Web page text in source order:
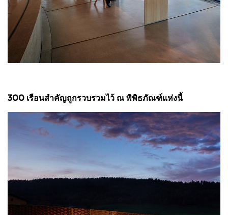
300 เรือนสำคัญถูกรวบรวมไว้ ณ พิพิธภัณฑ์แห่งนี้